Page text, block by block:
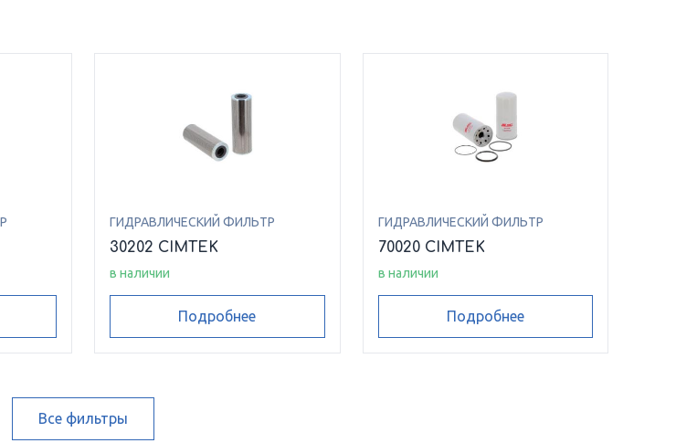
ГИДРАВЛИЧЕСКИЙ ФИЛЬТР
30202 CIMTEK
в наличии
Подробнее
ГИДРАВЛИЧЕСКИЙ ФИЛЬТР
70020 CIMTEK
в наличии
Подробнее
Все фильтры